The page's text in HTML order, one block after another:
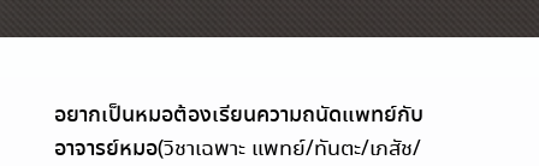
อยากเป็นหมอต้องเรียนความถนัดแพทย์กับ
อาจารย์หมอ(วิชาเฉพาะ แพทย์/ทันตะ/เภสัช/